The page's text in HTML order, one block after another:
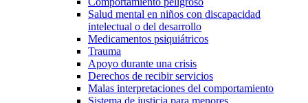
Salud mental en niños con discapacidad
intelectual o del desarrollo
Medicamentos psiquiátricos
Trauma
Apoyo durante una crisis
Derechos de recibir servicios
Malas interpretaciones del comportamiento
Sistema de justicia para menores